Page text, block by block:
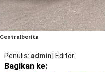
Centralberita
Penulis admin Editor
Bagikan ke: